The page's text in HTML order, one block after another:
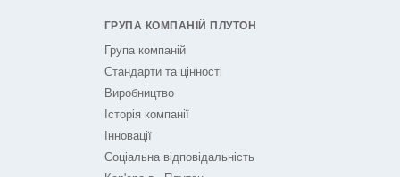
ГРУПА КОМПАНІЙ ПЛУТОН
Група компаній
Стандарти та цінності
Виробництво
Історія компанії
Інновації
Соціальна відповідальність